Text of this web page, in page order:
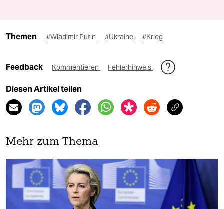
Themen #Wladimir Putin #Ukraine #Krieg
Feedback Kommentieren Fehlerhinweis
Diesen Artikel teilen
Mehr zum Thema